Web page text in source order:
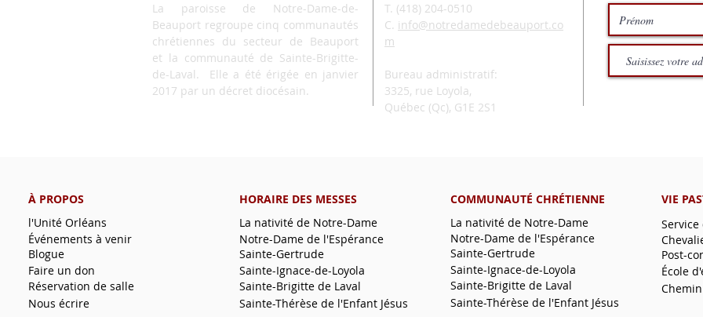
La paroisse de Notre-Dame-de-
Beauport regroupe cinq communautés
chrétiennes du secteur de Beauport
et la communauté de Sainte-Brigitte-
de-Laval. Elle a été érigée en janvier
2017 par un décret diocésain.
T. (418) 204-0510
C. info@notredamedebeauport.co
m
Bureau administratif:
3325, rue Loyola,
Québec (Qc), G1E 2S1
À PROPOS
l'Unité Orléans
Blogue
Événements à venir
Faire un don
Réservation de salle
Nous écrire
HORAIRE DES MESSES
La nativité de Notre-Dame
Sainte-Gertrude
Notre-Dame de l'Espérance
Sainte-Ignace-de-Loyola
Sainte-Brigitte de Laval
Sainte-Thérèse de l'Enfant Jésus
COMMUNAUTÉ CHRÉTIENNE
La nativité de Notre-Dame
Sainte-Gertrude
Notre-Dame de l'Espérance
Sainte-Ignace-de-Loyola
Sainte-Brigitte de Laval
Sainte-Thérèse de l'Enfant Jésus
VIE
Service
Post-
École